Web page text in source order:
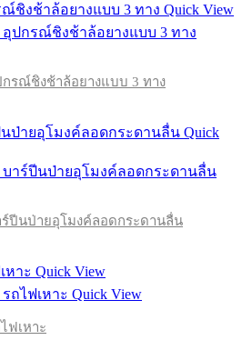
Quick View
กรณ์ชิงช้าล้อยางแบบ 3 ทาง
Quick
ร์ปีนป่ายอุโมงค์ลอดกระดานลื่น
Quick View
Quick View
ฟเหาะ